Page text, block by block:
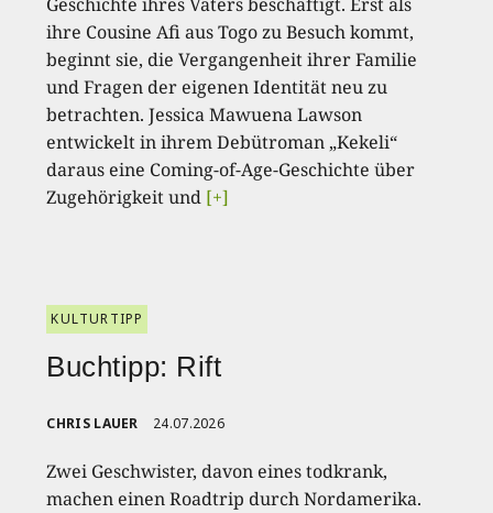
Geschichte ihres Vaters beschäftigt. Erst als
ihre Cousine Afi aus Togo zu Besuch kommt,
beginnt sie, die Vergangenheit ihrer Familie
und Fragen der eigenen Identität neu zu
betrachten. Jessica Mawuena Lawson
entwickelt in ihrem Debütroman „Kekeli“
daraus eine Coming-of-Age-Geschichte über
Zugehörigkeit und [+]
KULTURTIPP
Buchtipp: Rift
CHRIS LAUER 24.07.2026
Zwei Geschwister, davon eines todkrank,
machen einen Roadtrip durch Nordamerika.